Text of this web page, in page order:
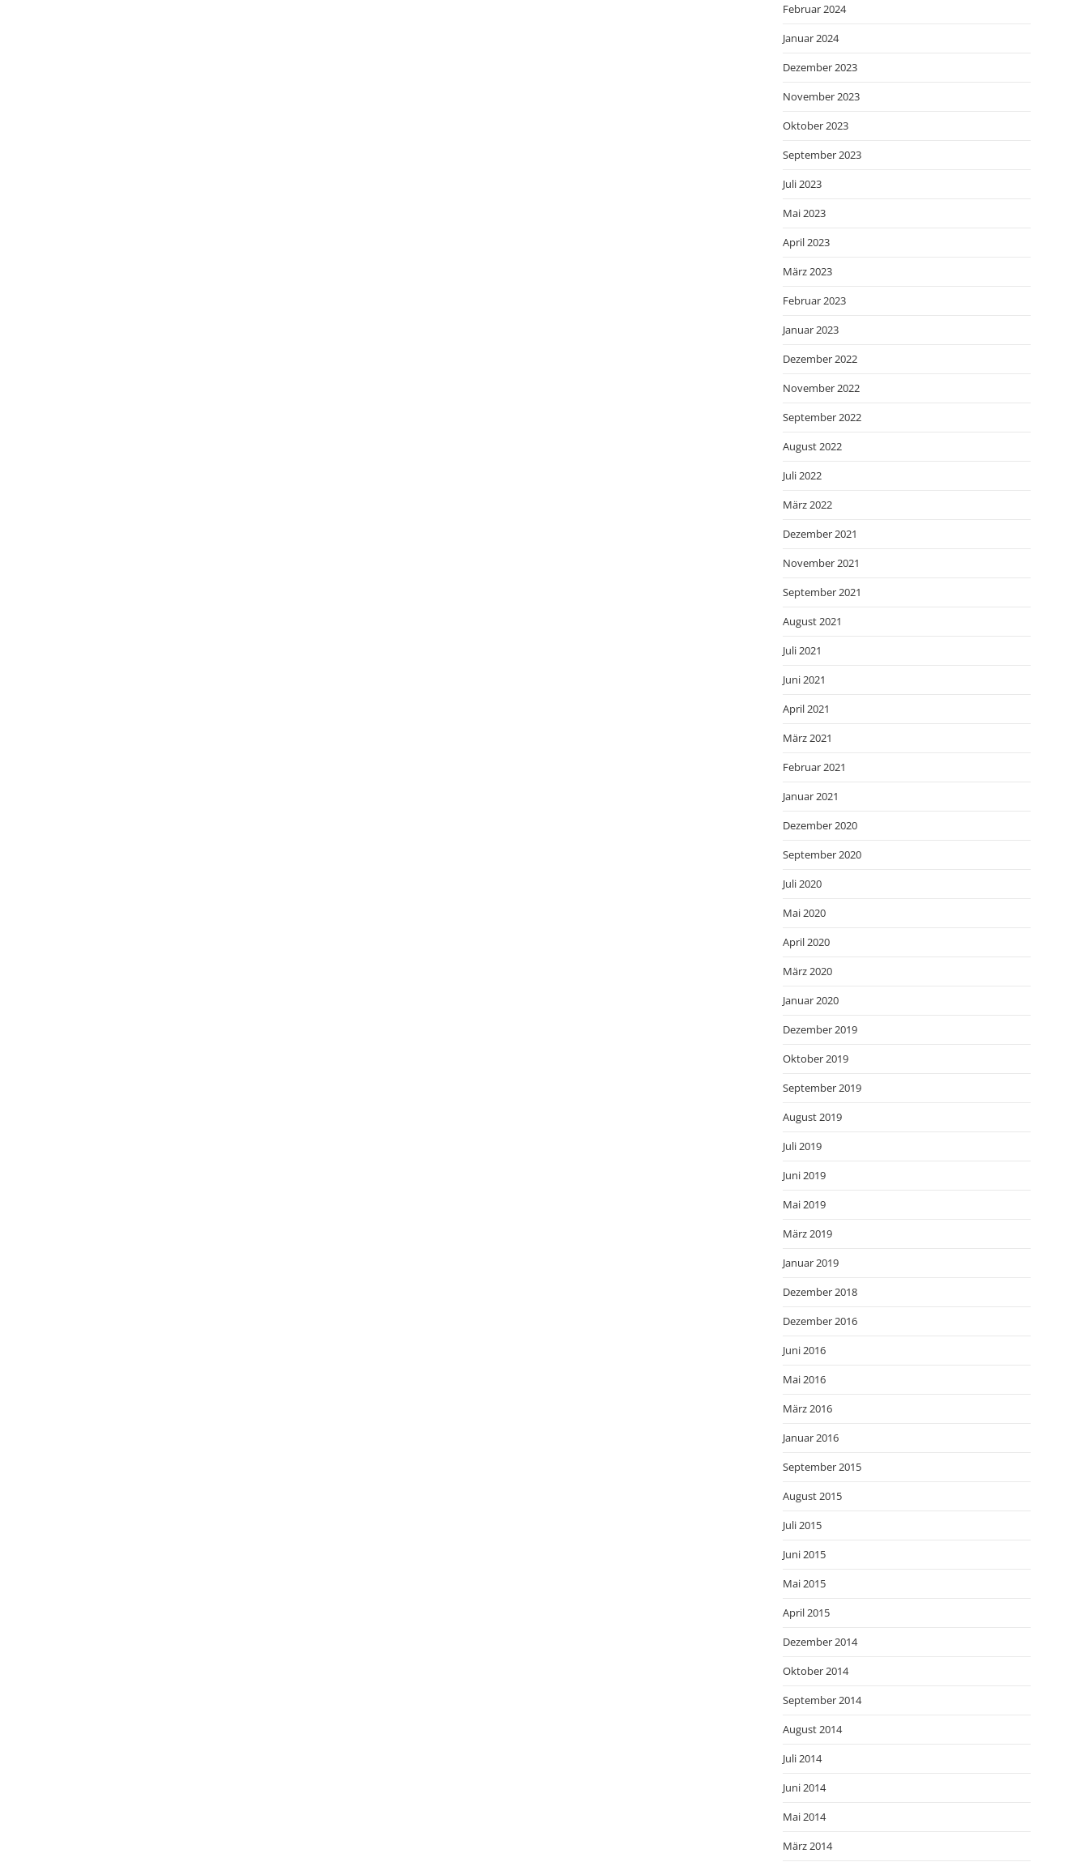
Februar 2024
Januar 2024
Dezember 2023
November 2023
Oktober 2023
September 2023
Juli 2023
Mai 2023
April 2023
März 2023
Februar 2023
Januar 2023
Dezember 2022
November 2022
September 2022
August 2022
Juli 2022
März 2022
Dezember 2021
November 2021
September 2021
August 2021
Juli 2021
Juni 2021
April 2021
März 2021
Februar 2021
Januar 2021
Dezember 2020
September 2020
Juli 2020
Mai 2020
April 2020
März 2020
Januar 2020
Dezember 2019
Oktober 2019
September 2019
August 2019
Juli 2019
Juni 2019
Mai 2019
März 2019
Januar 2019
Dezember 2018
Dezember 2016
Juni 2016
Mai 2016
März 2016
Januar 2016
September 2015
August 2015
Juli 2015
Juni 2015
Mai 2015
April 2015
Dezember 2014
Oktober 2014
September 2014
August 2014
Juli 2014
Juni 2014
Mai 2014
März 2014